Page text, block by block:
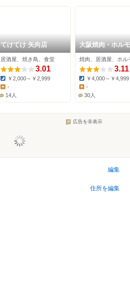
てけてけ 矢向店
居酒屋、焼き鳥、食堂
3.01
Dinner:
￥2,000～￥2,999
Lunch:
-
14人
大阪焼肉・ホル
ふたご 鶴見店
焼肉、居酒屋、ホル
3.11
Dinner:
￥4,000～￥4,999
Lunch:
-
30人
広告を非表示
編集
住所を編集